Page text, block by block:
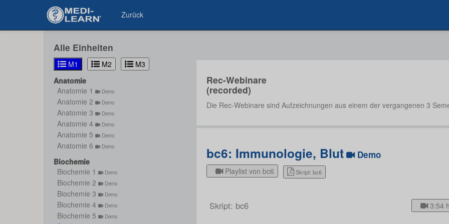
Zurück
Alle Einheiten
M1 M2
M3
Anatomie
Anatomie 1
Demo
Anatomie 2 Demo
Anatomie 3 Demo
Anatomie 4 Demo
Anatomie 5 Demo
Anatomie 6 Demo
Biochemie
Biochemie 1
Demo
Biochemie 2 Demo
Biochemie 3 Demo
Biochemie 4 Demo
Biochemie 5 Demo
Rec-Webinare
(recorded)
Die Rec-Webinare sind Aufzeichnungen aus einem der vergangenen 3
bc6: Immunologie, Blut Demo
Playlist von bc6 Skript: bc6
Skript: bc6 3:54 h